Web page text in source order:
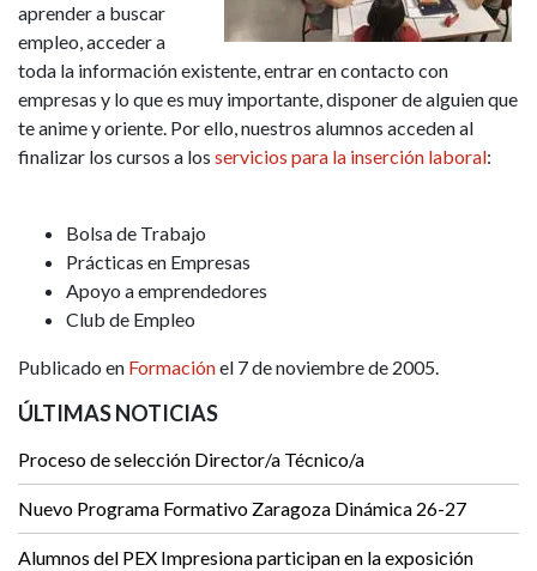
aprender a buscar
empleo, acceder a
toda la información existente, entrar en contacto con
empresas y lo que es muy importante, disponer de alguien que
te anime y oriente. Por ello, nuestros alumnos acceden al
finalizar los cursos a los servicios para la inserción laboral:
Bolsa de Trabajo
Prácticas en Empresas
Apoyo a emprendedores
Club de Empleo
Publicado en Formaciónel 7 de noviembre de 2005.
ÚLTIMAS NOTICIAS
Proceso de selección Director/a Técnico/a
Nuevo Programa Formativo Zaragoza Dinámica 26-27
Alumnos del PEX Impresiona participan en la exposición